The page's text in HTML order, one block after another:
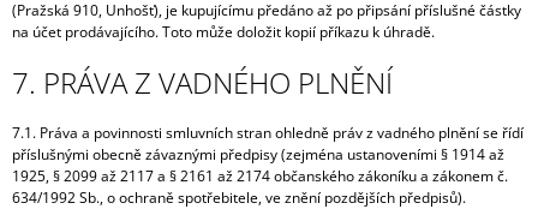
(Pražská 910, Unhošť), je kupujícímu předáno až po připsání příslušné částky
na účet prodávajícího. Toto může doložit kopií příkazu k úhradě.
7. PRÁVA Z VADNÉHO PLNĚNÍ
7.1. Práva a povinnosti smluvních stran ohledně práv z vadného plnění se řídí
příslušnými obecně závaznými předpisy (zejména ustanoveními § 1914 až
1925, § 2099 až 2117 a § 2161 až 2174 občanského zákoníku a zákonem č.
634/1992 Sb., o ochraně spotřebitele, ve znění pozdějších předpisů).